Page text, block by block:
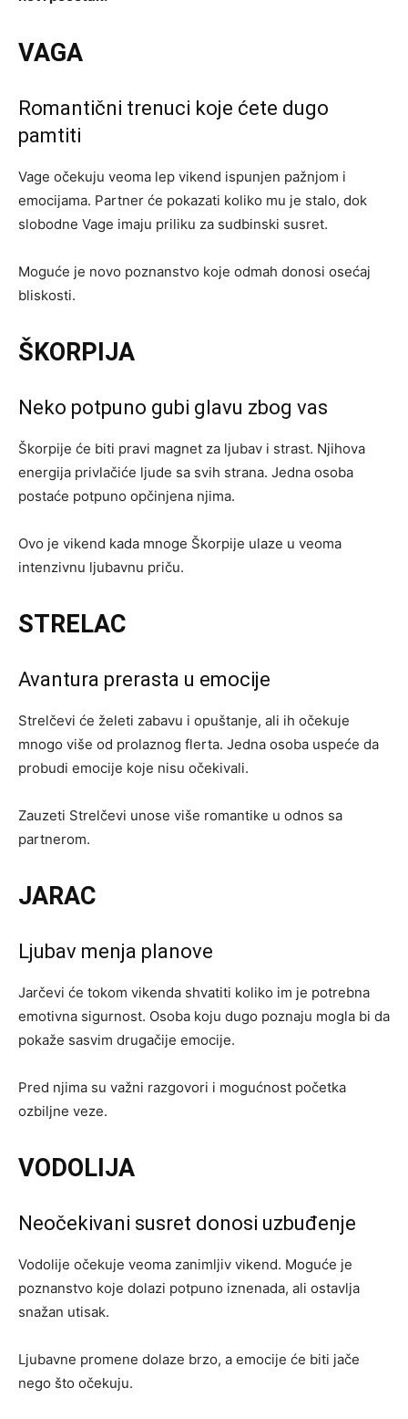
VAGA
Romantični trenuci koje ćete dugo
pamtiti
Vage očekuju veoma lep vikend ispunjen pažnjom i
emocijama. Partner će pokazati koliko mu je stalo, dok
slobodne Vage imaju priliku za sudbinski susret.
Moguće je novo poznanstvo koje odmah donosi osećaj
bliskosti.
ŠKORPIJA
Neko potpuno gubi glavu zbog vas
Škorpije će biti pravi magnet za ljubav i strast. Njihova
energija privlačiće ljude sa svih strana. Jedna osoba
postaće potpuno opčinjena njima.
Ovo je vikend kada mnoge Škorpije ulaze u veoma
intenzivnu ljubavnu priču.
STRELAC
Avantura prerasta u emocije
Strelčevi će želeti zabavu i opuštanje, ali ih očekuje
mnogo više od prolaznog flerta. Jedna osoba uspeće da
probudi emocije koje nisu očekivali.
Zauzeti Strelčevi unose više romantike u odnos sa
partnerom.
JARAC
Ljubav menja planove
Jarčevi će tokom vikenda shvatiti koliko im je potrebna
emotivna sigurnost. Osoba koju dugo poznaju mogla bi da
pokaže sasvim drugačije emocije.
Pred njima su važni razgovori i mogućnost početka
ozbiljne veze.
VODOLIJA
Neočekivani susret donosi uzbuđenje
Vodolije očekuje veoma zanimljiv vikend. Moguće je
poznanstvo koje dolazi potpuno iznenada, ali ostavlja
snažan utisak.
Ljubavne promene dolaze brzo, a emocije će biti jače
nego što očekuju.